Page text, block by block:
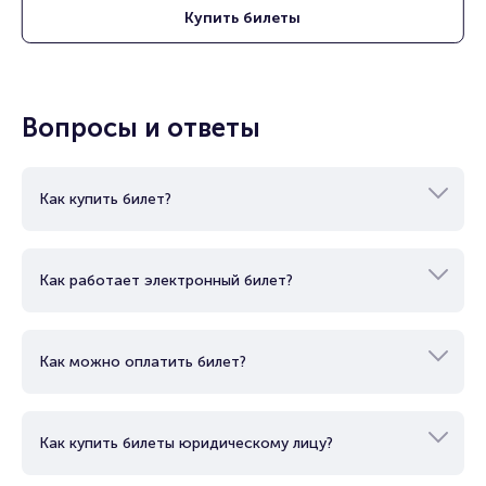
Купить билеты
Вопросы и ответы
Как купить билет?
Как работает электронный билет?
Как можно оплатить билет?
Как купить билеты юридическому лицу?